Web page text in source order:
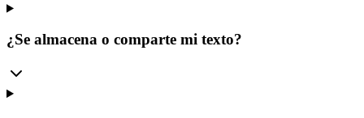
¿Se almacena o comparte mi texto?